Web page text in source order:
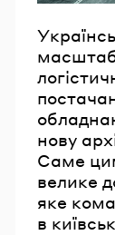
нову
Саме
велике
яке
в